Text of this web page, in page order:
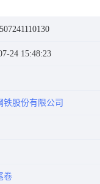
24 15:48:23
铁股份有限公司
卷